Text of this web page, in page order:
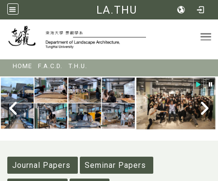
LA.THU
HOME F.A.C.D. T.H.U.
Journal Papers
Seminar Papers